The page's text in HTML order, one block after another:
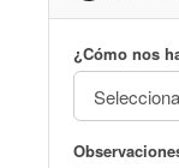
¿Cómo nos